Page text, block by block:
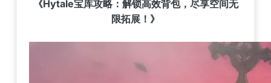
《Hytale宝库攻略：解锁高效背包，尽享空间无
限拓展！》